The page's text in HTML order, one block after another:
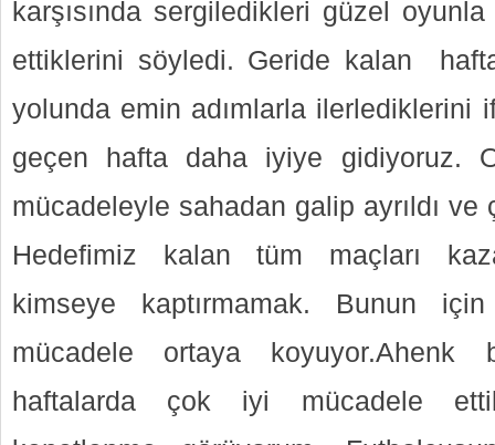
karşısında sergiledikleri güzel
ettiklerini söyledi. Geride kalan
yolunda emin adımlarla ilerlediklerini
geçen hafta daha iyiye gidiyoruz.
mücadeleyle sahadan galip ayrıldı ve
Hedefimiz kalan tüm maçları
kimseye kaptırmamak. Bunun
mücadele ortaya koyuyor.Ahenk
haftalarda çok iyi mücadele